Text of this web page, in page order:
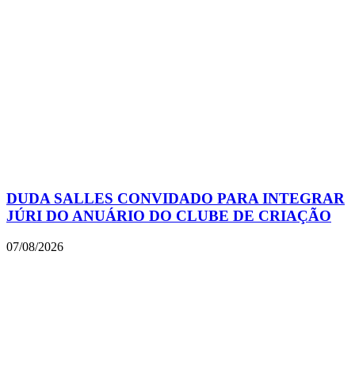
DUDA SALLES CONVIDADO PARA INTEGRAR
JÚRI DO ANUÁRIO DO CLUBE DE CRIAÇÃO
07/08/2026